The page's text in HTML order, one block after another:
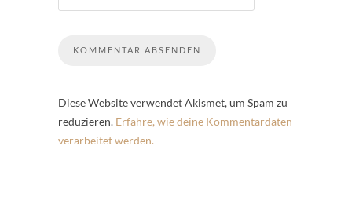
Diese Website verwendet Akismet, um Spam zu
reduzieren. Erfahre, wie deine Kommentardaten
verarbeitet werden.